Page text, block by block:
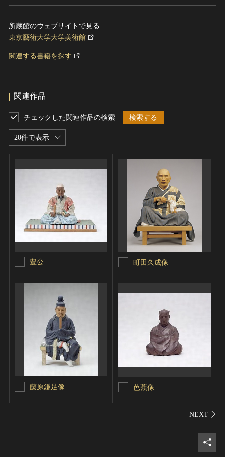
所蔵館のウェブサイトで見る
東京藝術大学大学美術館
関連する書籍を探す
関連作品
20件で表示
チェックした関連作品の検索 検索する
豊公 町田久成像
藤原鎌足像 芭蕉像
シェ